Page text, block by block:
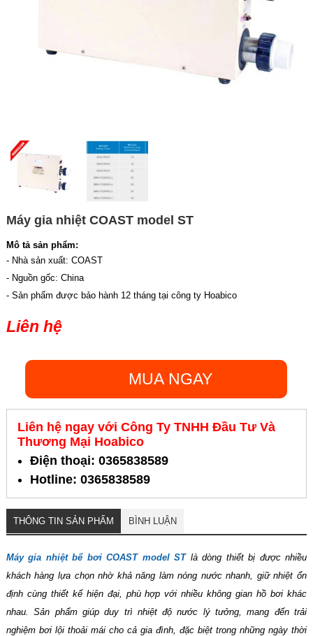
Máy gia nhiệt COAST model ST
Mô tả sản phẩm:
- Nhà sản xuất: COAST
- Nguồn gốc: China
- Sản phẩm được bảo hành 12 tháng tại công ty Hoabico
Liên hệ
MUA NGAY
Liên hệ ngay với Công Ty TNHH Đầu Tư Và
Thương Mại Hoabico
Điện thoại: 0365838589
Hotline: 0365838589
THÔNG TIN SẢN PHẨM BÌNH LUẬN
Máy gia nhiệt bể bơi COAST model STlà dòng thiết bị được nhiều
khách hàng lựa chọn nhờ khả năng làm nóng nước nhanh, giữ nhiệt ổn
định cùng thiết kế hiện đại, phù hợp với nhiều không gian hồ bơi khác
nhau. Sản phẩm giúp duy trì nhiệt độ nước lý tưởng, mang đến trải
nghiệm bơi lội thoải mái cho cả gia đình, đặc biệt trong những ngày thời